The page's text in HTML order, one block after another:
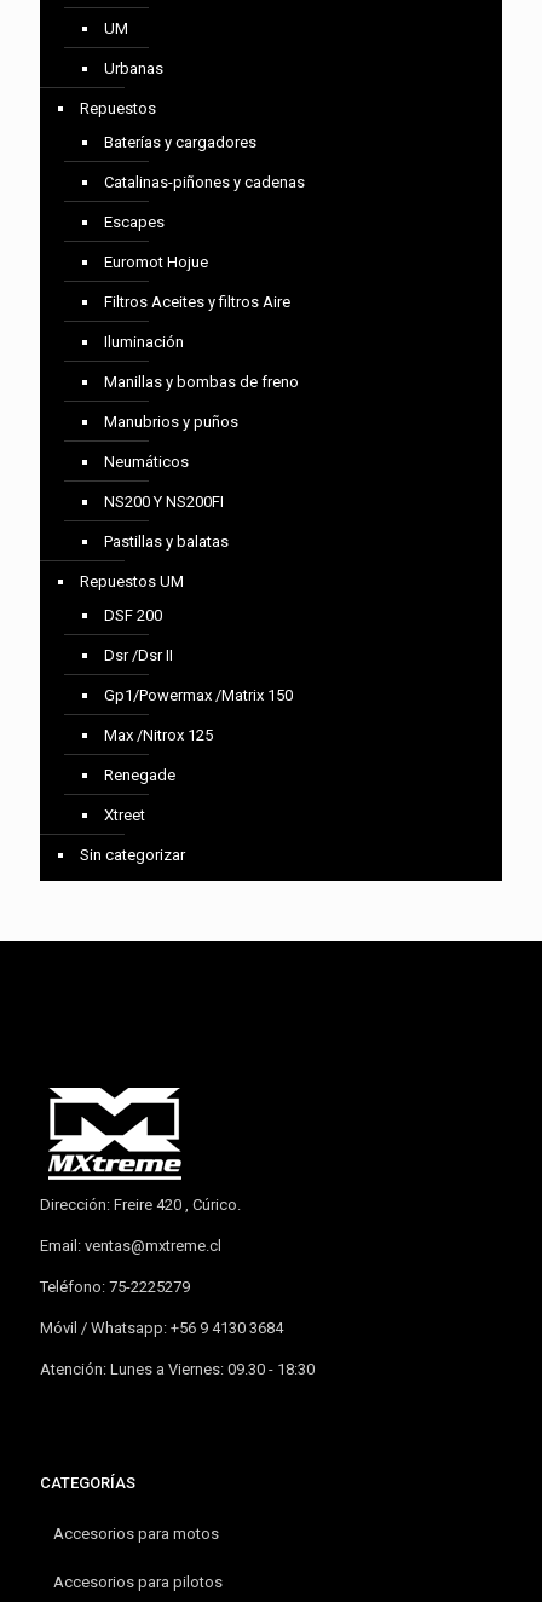
UM
Urbanas
Repuestos
Baterías y cargadores
Catalinas-piñones y cadenas
Escapes
Euromot Hojue
Filtros Aceites y filtros Aire
Iluminación
Manillas y bombas de freno
Manubrios y puños
Neumáticos
NS200 Y NS200FI
Pastillas y balatas
Repuestos UM
DSF 200
Dsr /Dsr II
Gp1/Powermax /Matrix 150
Max /Nitrox 125
Renegade
Xtreet
Sin categorizar
Dirección: Freire 420 , Cúrico.
Email: ventas@mxtreme.cl
Teléfono: 75-2225279
Móvil / Whatsapp: +56 9 4130 3684
Atención: Lunes a Viernes: 09.30 - 18:30
CATEGORÍAS
Accesorios para motos
Accesorios para pilotos